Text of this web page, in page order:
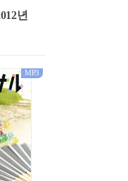
년
MP3